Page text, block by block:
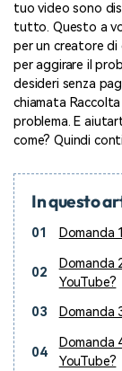
tuo video sono
tutto. Questo a
per un creatore di
per aggirare il
desideri senza
chiamata
problema. E
come? Quindi
In questo
01 Domanda
02
Domanda
YouTube?
03
Domanda
04
Domanda
YouTube?